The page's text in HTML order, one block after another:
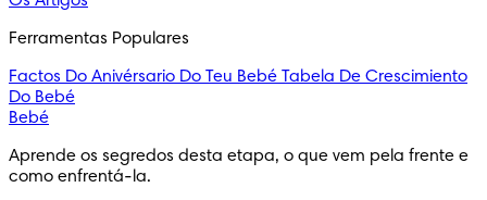
Ferramentas Populares
Factos Do Anivérsario Do Teu Bebé Tabela De Crescimiento
Do Bebé
Bebé
Aprende os segredos desta etapa, o que vem pela frente e
como enfrentá-la.